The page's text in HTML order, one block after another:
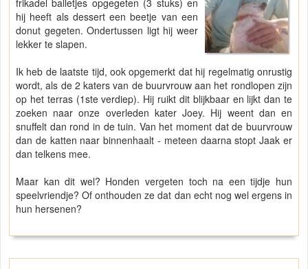
frikadel balletjes opgegeten (3 stuks) en
hij heeft als dessert een beetje van een
donut gegeten. Ondertussen ligt hij weer
lekker te slapen.
Ik heb de laatste tijd, ook opgemerkt dat hij regelmatig onrustig
wordt, als de 2 katers van de buurvrouw aan het rondlopen zijn
op het terras (1ste verdiep). Hij ruikt dit blijkbaar en lijkt dan te
zoeken naar onze overleden kater Joey. Hij weent dan en
snuffelt dan rond in de tuin. Van het moment dat de buurvrouw
dan de katten naar binnenhaalt - meteen daarna stopt Jaak er
dan telkens mee.
Maar kan dit wel? Honden vergeten toch na een tijdje hun
speelvriendje? Of onthouden ze dat dan echt nog wel ergens in
hun hersenen?